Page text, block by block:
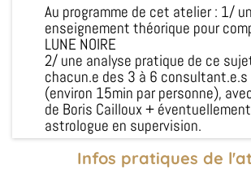
Au programme de cet atelier : 1/ un
enseignement théorique pour
LUNE NOIRE
2/ une analyse pratique de ce
chacun.e des 3 à 6
(environ 15min par personne),
de Boris Cailloux +
astrologue en supervision.
Infos pratiques de